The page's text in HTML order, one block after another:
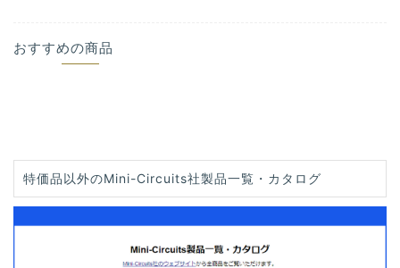
おすすめの商品
特価品以外のMini-Circuits社製品一覧・カタログ